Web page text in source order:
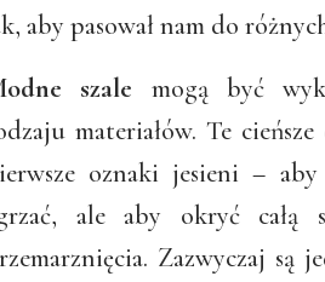
aby pasował nam do
szale mogą być
materiałów. Te
oznaki jesieni –
ale aby okryć całą
Zazwyczaj są